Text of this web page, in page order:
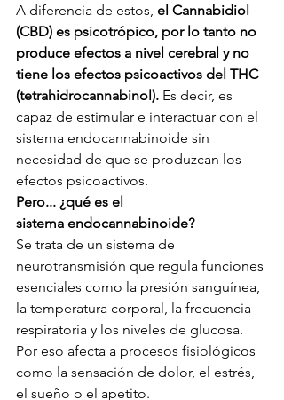
A diferencia de estos, el Cannabidiol
(CBD) es psicotrópico, por lo tanto no
produce efectos a nivel cerebral y no
tiene los efectos psicoactivos del THC
(tetrahidrocannabinol). Es decir, es
capaz de estimular e interactuar con el
sistema endocannabinoide sin
necesidad de que se produzcan los
efectos psicoactivos.
Pero... ¿qué es el
sistema endocannabinoide?
Se trata de un sistema de
neurotransmisión que regula funciones
esenciales como la presión sanguínea,
la temperatura corporal, la frecuencia
respiratoria y los niveles de glucosa.
Por eso afecta a procesos fisiológicos
como la sensación de dolor, el estrés,
el sueño o el apetito.